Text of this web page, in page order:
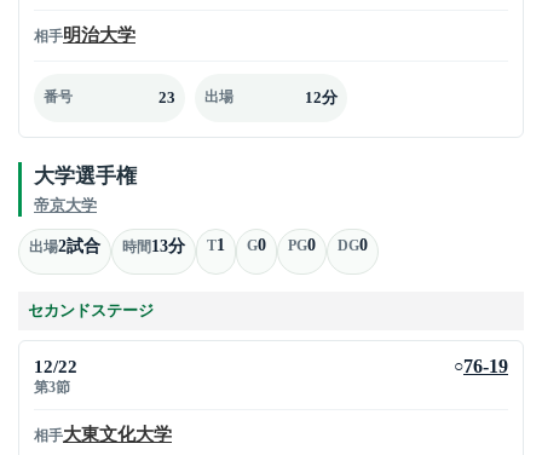
相手明治大学
番号 23 出場 12分
大学選手権
帝京大学
出場2試合 時間13分 T1 G0 PG0 DG0
セカンドステージ
12/22
第3節
○76-19
相手大東文化大学